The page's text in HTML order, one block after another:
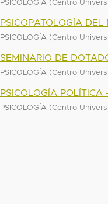
PSICOLOGÍA (Centro
PSICOPATOLOGÍA
PSICOLOGÍA (Centro
SEMINARIO DE
PSICOLOGÍA (Centro
PSICOLOGÍA POLÍTICA
PSICOLOGÍA (Centro